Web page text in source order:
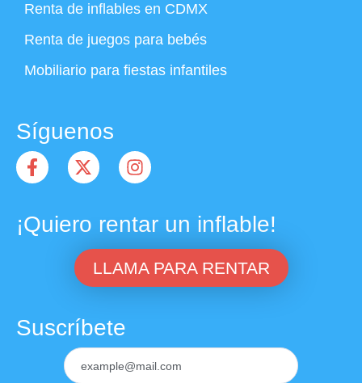
Renta de inflables en CDMX
Renta de juegos para bebés
Mobiliario para fiestas infantiles
Síguenos
¡Quiero rentar un inflable!
LLAMA PARA RENTAR
Suscríbete